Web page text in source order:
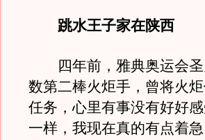
跳水王子家在陕西
四年前，雅典奥运会圣
数第二棒火炬手，曾将火
任务，心里有事没有好好
一样，我现在真的有点着